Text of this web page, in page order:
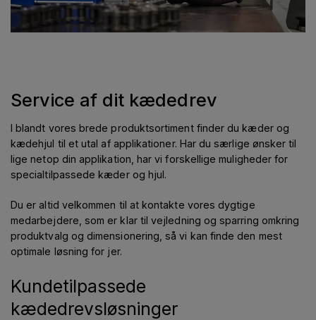
Service af dit kædedrev
I blandt vores brede produktsortiment finder du kæder og
kædehjul til et utal af applikationer. Har du særlige ønsker til
lige netop din applikation, har vi forskellige muligheder for
specialtilpassede kæder og hjul.
Du er altid velkommen til at kontakte vores dygtige
medarbejdere, som er klar til vejledning og sparring omkring
produktvalg og dimensionering, så vi kan finde den mest
optimale løsning for jer.
Kundetilpassede
kædedrevsløsninger